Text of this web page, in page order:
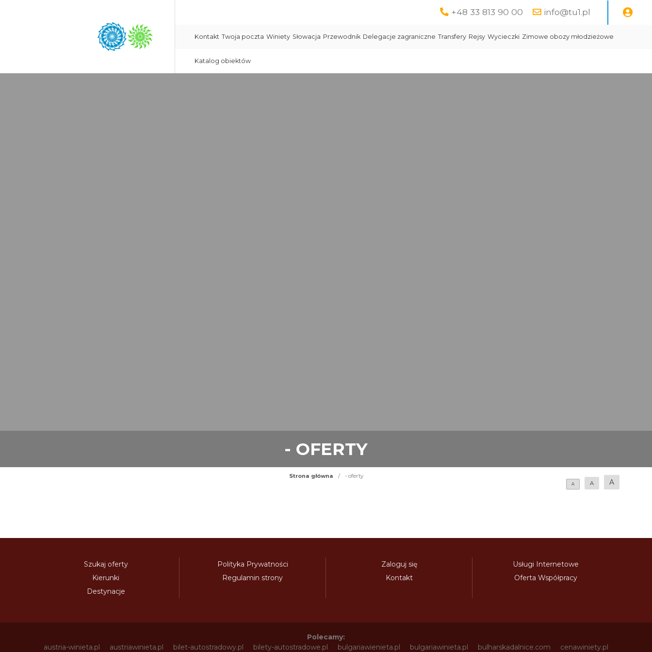
+48 33 813 90 00 info@tu1.pl
Kontakt Twoja poczta Winiety Słowacja Przewodnik Delegacje zagraniczne Transfery Rejsy Wycieczki Zimowe obozy młodzieżowe
Katalog obiektów
- OFERTY
Strona główna / - oferty
A A A
Szukaj oferty
Kierunki
Destynacje
Polityka Prywatności
Regulamin strony
Zaloguj się
Kontakt
Usługi Internetowe
Oferta Współpracy
Polecamy:
austria-winieta.pl
austriawinieta.pl bilet-autostradowy.pl bilety-autostradowe.pl bulgariawienieta.pl bulgariawinieta.pl bulharskadalnice.com cenawiniety.pl